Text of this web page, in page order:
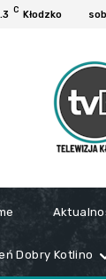
C Kłodzko
Dobry Kotlino